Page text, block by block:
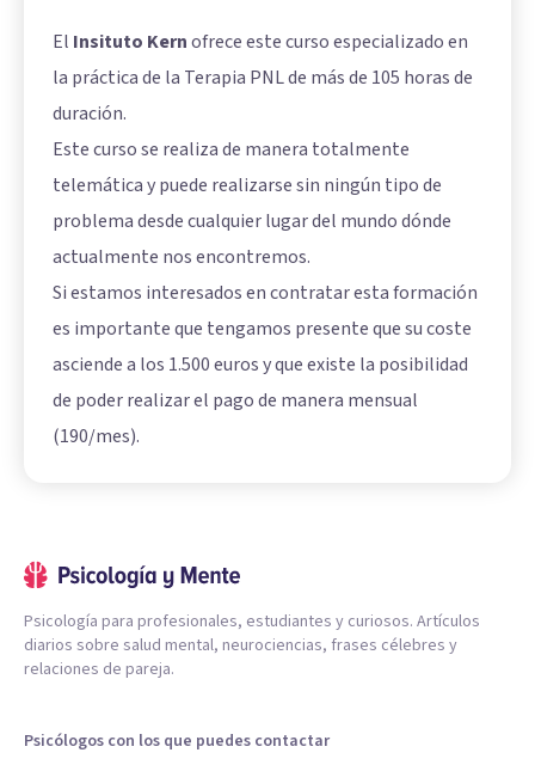
El Insituto Kernofrece este curso especializado en
la práctica de la Terapia PNL de más de 105 horas de
duración.
Este curso se realiza de manera totalmente
telemática y puede realizarse sin ningún tipo de
problema desde cualquier lugar del mundo dónde
actualmente nos encontremos.
Si estamos interesados en contratar esta formación
es importante que tengamos presente que su coste
asciende a los 1.500 euros y que existe la posibilidad
de poder realizar el pago de manera mensual
(190/mes).
Psicología para profesionales, estudiantes y curiosos. Artículos
diarios sobre salud mental, neurociencias, frases célebres y
relaciones de pareja.
Psicólogos con los que puedes contactar